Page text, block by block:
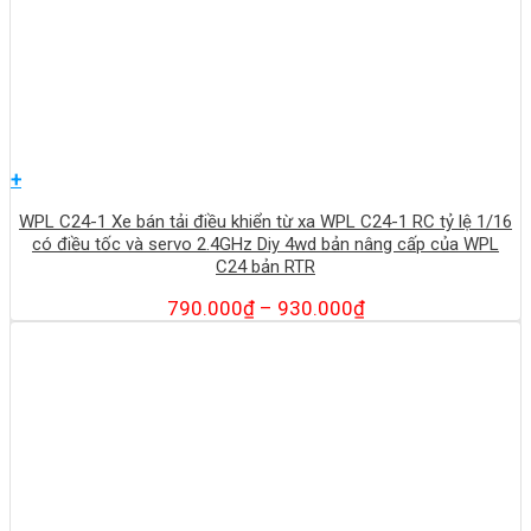
+
WPL C24-1 Xe bán tải điều khiển từ xa WPL C24-1 RC tỷ lệ 1/16
có điều tốc và servo 2.4GHz Diy 4wd bản nâng cấp của WPL
C24 bản RTR
790.000₫– 930.000₫